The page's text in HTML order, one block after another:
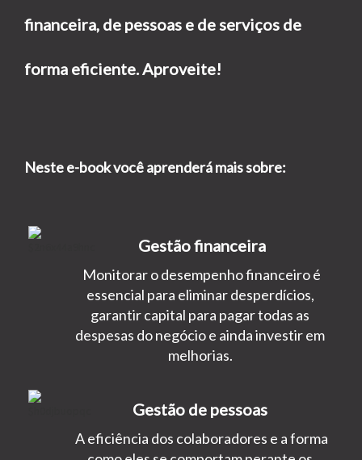
financeira, de pessoas e de serviços de
forma eficiente. Aproveite!
Neste e-book você aprenderá mais sobre:
Gestão financeira
Monitorar o desempenho financeiro é
essencial para eliminar desperdícios,
garantir capital para pagar todas as
despesas do negócio e ainda investir em
melhorias.
Gestão de pessoas
A eficiência dos colaboradores e a forma